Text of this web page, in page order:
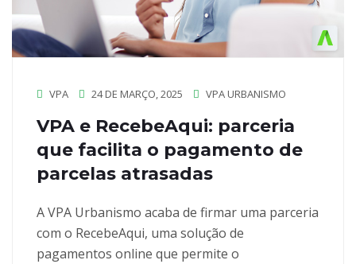
VPA 24 DE MARÇO, 2025 VPA URBANISMO
VPA e RecebeAqui: parceria
que facilita o pagamento de
parcelas atrasadas
A VPA Urbanismo acaba de firmar uma parceria
com o RecebeAqui, uma solução de
pagamentos online que permite o